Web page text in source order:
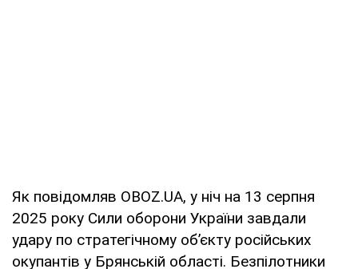
Як повідомляв OBOZ.UA, у ніч на 13 серпня
2025 року Сили оборони України завдали
удару по стратегічному об’єкту російських
окупантів у Брянській області. Безпілотники